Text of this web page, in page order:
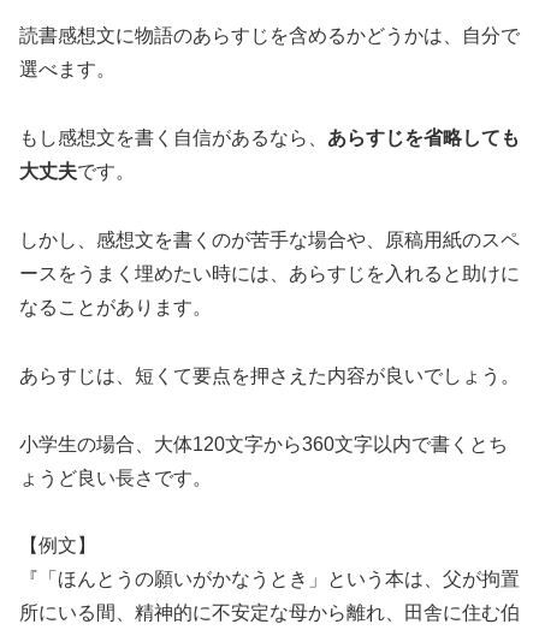
読書感想文に物語のあらすじを含めるかどうかは、自分で
選べます。
もし感想文を書く自信があるなら、 あらすじを省略しても
大丈夫です。
しかし、感想文を書くのが苦手な場合や、原稿用紙のスペ
ースをうまく埋めたい時には、あらすじを入れると助けに
なることがあります。
あらすじは、短くて要点を押さえた内容が良いでしょう。
小学生の場合、大体120文字から360文字以内で書くとち
ょうど良い長さです。
【例文】
『「ほんとうの願いがかなうとき」という本は、父が拘置
所にいる間、精神的に不安定な母から離れ、田舎に住む伯